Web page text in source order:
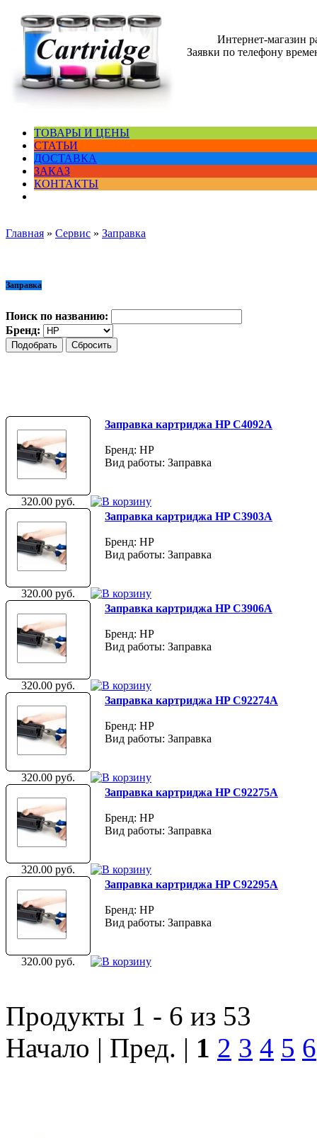
Интернет-магазин
Заявки по телефону
ТОВАРЫ И ЦЕНЫ
СТАТЬИ
ДОСТАВКА
ЗАКАЗ
КОНТАКТЫ
Главная » Сервис » Заправка
Заправка
Поиск по названию:
Бренд:
Заправка картриджа HP C4092A
Бренд: HP
Вид работы: Заправка
320.00 руб.
Заправка картриджа HP C3903A
Бренд: HP
Вид работы: Заправка
320.00 руб.
Заправка картриджа HP C3906A
Бренд: HP
Вид работы: Заправка
320.00 руб.
Заправка картриджа HP C92274A
Бренд: HP
Вид работы: Заправка
320.00 руб.
Заправка картриджа HP C92275A
Бренд: HP
Вид работы: Заправка
320.00 руб.
Заправка картриджа HP C92295A
Бренд: HP
Вид работы: Заправка
320.00 руб.
Продукты 1 - 6 из 53
Начало | Пред. | 1 2 3 4 5 6